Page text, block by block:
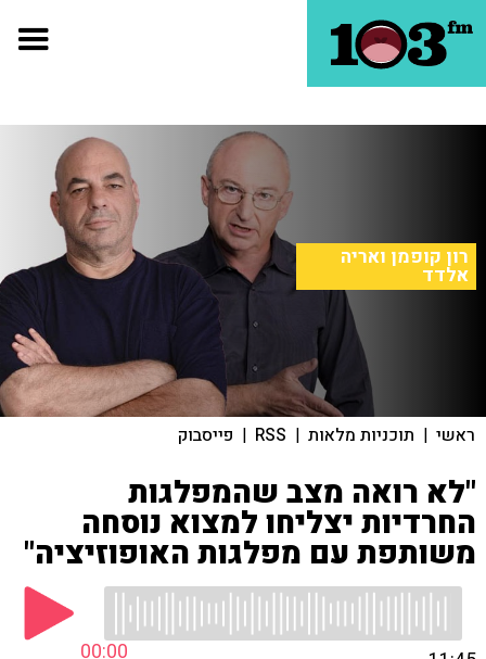
רון קופמן ואריה
אלדד
ראשי | תוכניות מלאות |
RSS
| פייסבוק
"לא רואה מצב שהמפלגות
החרדיות יצליחו למצוא נוסחה
משותפת עם מפלגות האופוזיציה"
00:00